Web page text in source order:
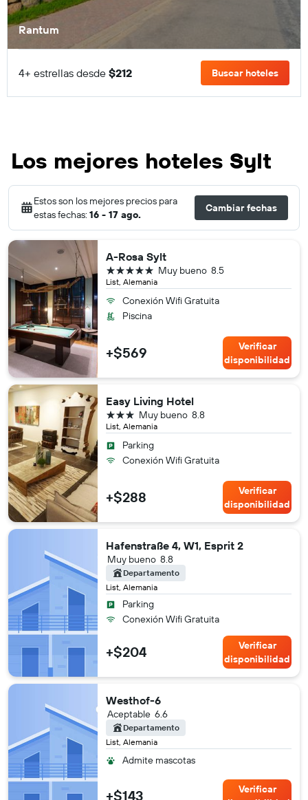
Rantum
4+ estrellas desde $212 Buscar hoteles
Los mejores hoteles Sylt
Estos son los mejores precios para
estas fechas: 16 - 17 ago.
Cambiar fechas
A-Rosa Sylt
List, Alemania
8.5
Muy bueno
5 estrellas
Conexión Wifi Gratuita
Piscina
+$569
Verificar
disponibilidad
Easy Living Hotel
List, Alemania
8.8
Muy bueno
3 estrellas
Parking
Conexión Wifi Gratuita
+$288
Verificar
disponibilidad
Hafenstraße 4, W1, Esprit 2
List, Alemania
8.8
Muy bueno
Departamento
Parking
Conexión Wifi Gratuita
+$204
Verificar
disponibilidad
Westhof-6
List, Alemania
6.6
Aceptable
Departamento
Admite mascotas
+$143
Verificar